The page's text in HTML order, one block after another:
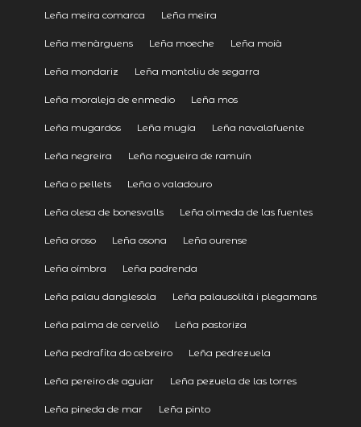
Leña meira comarca Leña meira
Leña menàrguens Leña moeche Leña moià
Leña mondariz Leña montoliu de segarra
Leña moraleja de enmedio Leña mos
Leña mugardos Leña mugía Leña navalafuente
Leña negreira Leña nogueira de ramuín
Leña o pellets Leña o valadouro
Leña olesa de bonesvalls Leña olmeda de las fuentes
Leña oroso Leña osona Leña ourense
Leña oímbra Leña padrenda
Leña palau danglesola Leña palausolità i plegamans
Leña palma de cervelló Leña pastoriza
Leña pedrafita do cebreiro Leña pedrezuela
Leña pereiro de aguiar Leña pezuela de las torres
Leña pineda de mar Leña pinto